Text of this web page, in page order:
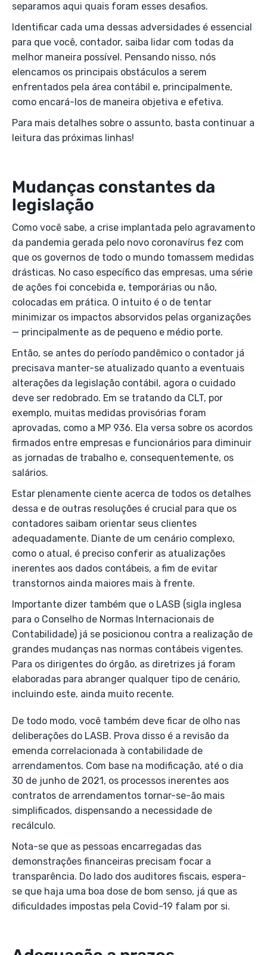
separamos aqui quais foram esses desafios.
Identificar cada uma dessas adversidades é essencial
para que você, contador, saiba lidar com todas da
melhor maneira possível. Pensando nisso, nós
elencamos os principais obstáculos a serem
enfrentados pela área contábil e, principalmente,
como encará-los de maneira objetiva e efetiva.
Para mais detalhes sobre o assunto, basta continuar a
leitura das próximas linhas!
Mudanças constantes da
legislação
Como você sabe, a crise implantada pelo agravamento
da pandemia gerada pelo novo coronavírus fez com
que os governos de todo o mundo tomassem medidas
drásticas. No caso específico das empresas, uma série
de ações foi concebida e, temporárias ou não,
colocadas em prática. O intuito é o de tentar
minimizar os impactos absorvidos pelas organizações
— principalmente as de pequeno e médio porte.
Então, se antes do período pandêmico o contador já
precisava manter-se atualizado quanto a eventuais
alterações da legislação contábil, agora o cuidado
deve ser redobrado. Em se tratando da CLT, por
exemplo, muitas medidas provisórias foram
aprovadas, como a MP 936. Ela versa sobre os acordos
firmados entre empresas e funcionários para diminuir
as jornadas de trabalho e, consequentemente, os
salários.
Estar plenamente ciente acerca de todos os detalhes
dessa e de outras resoluções é crucial para que os
contadores saibam orientar seus clientes
adequadamente. Diante de um cenário complexo,
como o atual, é preciso conferir as atualizações
inerentes aos dados contábeis, a fim de evitar
transtornos ainda maiores mais à frente.
Importante dizer também que o LASB (sigla inglesa
para o Conselho de Normas Internacionais de
Contabilidade) já se posicionou contra a realização de
grandes mudanças nas normas contábeis vigentes.
Para os dirigentes do órgão, as diretrizes já foram
elaboradas para abranger qualquer tipo de cenário,
incluindo este, ainda muito recente.
De todo modo, você também deve ficar de olho nas
deliberações do LASB. Prova disso é a revisão da
emenda correlacionada à contabilidade de
arrendamentos. Com base na modificação, até o dia
30 de junho de 2021, os processos inerentes aos
contratos de arrendamentos tornar-se-ão mais
simplificados, dispensando a necessidade de
recálculo.
Nota-se que as pessoas encarregadas das
demonstrações financeiras precisam focar a
transparência. Do lado dos auditores fiscais, espera-
se que haja uma boa dose de bom senso, já que as
dificuldades impostas pela Covid-19 falam por si.